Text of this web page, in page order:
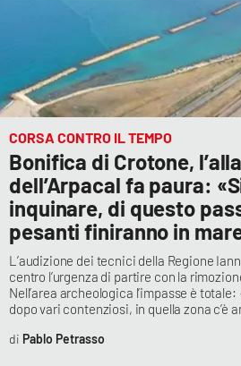
CORSA CONTRO IL TEMPO
Bonifica di Crotone,
dell’Arpacal fa paura:
inquinare, di questo
pesanti finiranno in
L’audizione dei tecnici della Regione
centro l’urgenza di partire con la
Nell’area archeologica l’impasse è
dopo vari contenziosi, in quella zona c’è
Pablo Petrasso